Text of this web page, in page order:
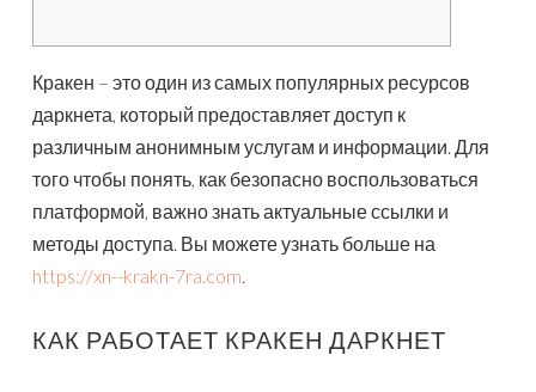
Кракен – это один из самых популярных ресурсов
даркнета, который предоставляет доступ к
различным анонимным услугам и информации. Для
того чтобы понять, как безопасно воспользоваться
платформой, важно знать актуальные ссылки и
методы доступа. Вы можете узнать больше на
https://xn--krakn-7ra.com.
КАК РАБОТАЕТ КРАКЕН ДАРКНЕТ